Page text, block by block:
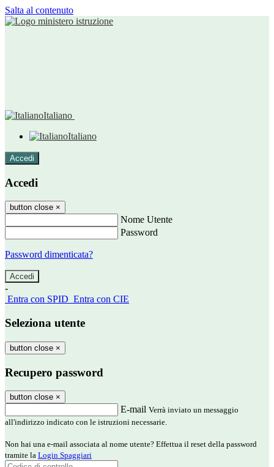
Salta al contenuto
Italiano
Italiano
Accedi
Accedi
button close ×
Nome Utente
Password
Password dimenticata?
-
Entra con SPID Entra con CIE
Seleziona utente
button close ×
Recupero password
button close ×
E-mail Verrà inviato un messaggio
all'indirizzo indicato con le istruzioni necessarie.
Non hai una e-mail associata al nome utente? Effettua il reset della password
tramite la Login Spaggiari